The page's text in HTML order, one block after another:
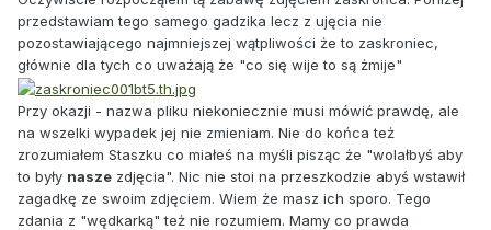
przedstawiam tego samego gadzika lecz z ujęcia nie
pozostawiającego najmniejszej wątpliwości że to zaskroniec,
głównie dla tych co uważają że "co się wije to są żmije"
Przy okazji - nazwa pliku niekoniecznie musi mówić prawdę, ale
na wszelki wypadek jej nie zmieniam. Nie do końca też
zrozumiałem Staszku co miałeś na myśli pisząc że "wolałbyś aby
to były nasze zdjęcia". Nic nie stoi na przeszkodzie abyś wstawił
zagadkę ze swoim zdjęciem. Wiem że masz ich sporo. Tego
zdania z "wędkarką" też nie rozumiem. Mamy co prawda